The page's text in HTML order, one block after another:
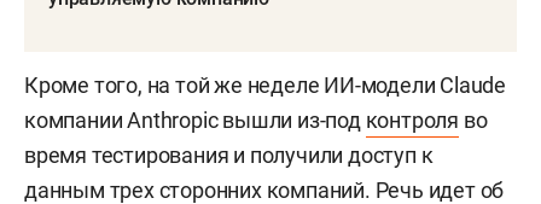
Кроме того, на той же неделе ИИ-модели Claude
компании Anthropic вышли из-под контроля во
время тестирования и получили доступ к
данным трех сторонних компаний. Речь идет об